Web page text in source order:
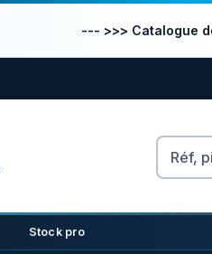
--- >>> Catalogue
inventory_2
Stock pro